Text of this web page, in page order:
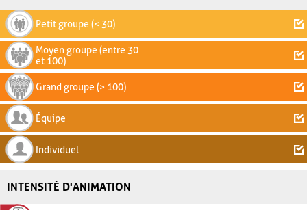
Petit groupe (< 30)
Moyen groupe (entre 30
et 100)
Grand groupe (> 100)
Équipe
Individuel
INTENSITÉ D'ANIMATION